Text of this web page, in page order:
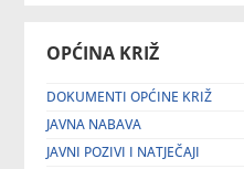
OPĆINA KRIŽ
DOKUMENTI OPĆINE KRIŽ
JAVNA NABAVA
JAVNI POZIVI I NATJEČAJI